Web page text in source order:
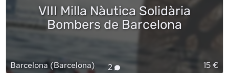
VIII Milla Nàutica Solidària
Bombers de Barcelona
Barcelona(Barcelona) 2 15 €